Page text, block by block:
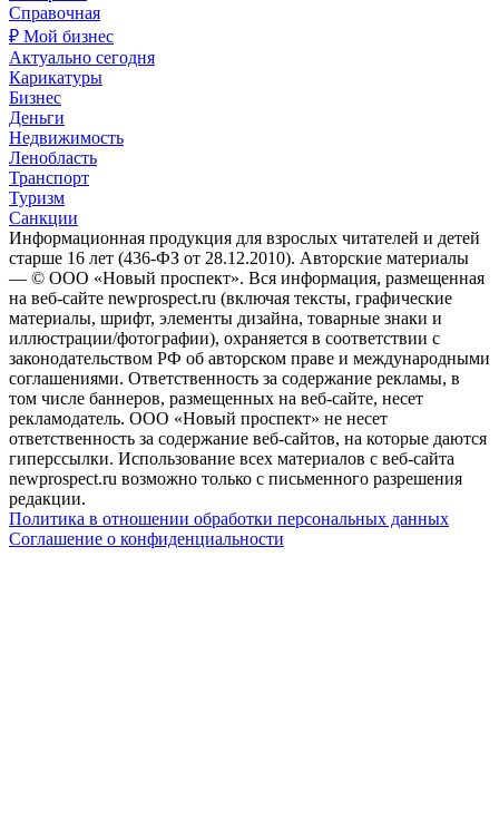
Справочная
₽ Мой бизнес
Актуально сегодня
Карикатуры
Бизнес
Деньги
Недвижимость
Ленобласть
Транспорт
Туризм
Санкции
Информационная продукция для взрослых читателей и детей
старше 16 лет (436-ФЗ от 28.12.2010). Авторские материалы
— © ООО «Новый проспект». Вся информация, размещенная
на веб-сайте newprospect.ru (включая тексты, графические
материалы, шрифт, элементы дизайна, товарные знаки и
иллюстрации/фотографии), охраняется в соответствии с
законодательством РФ об авторском праве и международными
соглашениями. Ответственность за содержание рекламы, в
том числе баннеров, размещенных на веб-сайте, несет
рекламодатель. ООО «Новый проспект» не несет
ответственность за содержание веб-сайтов, на которые даются
гиперссылки. Использование всех материалов с веб-сайта
newprospect.ru возможно только с письменного разрешения
редакции.
Политика в отношении обработки персональных данных
Соглашение о конфиденциальности